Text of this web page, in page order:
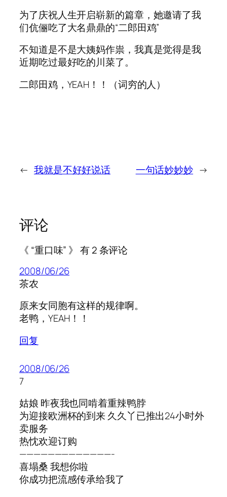
为了庆祝人生开启崭新的篇章，她邀请了我
们伉俪吃了大名鼎鼎的“二郎田鸡”
不知道是不是大姨妈作祟，我真是觉得是我
近期吃过最好吃的川菜了。
二郎田鸡，YEAH！！（词穷的人）
← 我就是不好好说话 一句话妙妙妙 →
评论
《 “重口味” 》 有 2 条评论
2008/06/26
茶农
原来女同胞有这样的规律啊。
老鸭，YEAH！！
回复
2008/06/26
7
姑娘 昨夜我也同啃着重辣鸭脖
为迎接欧洲杯的到来 久久丫已推出24小时外
卖服务
热忱欢迎订购
—————————————-
喜塌桑 我想你啦
你成功把流感传承给我了